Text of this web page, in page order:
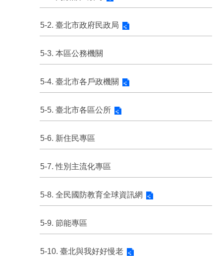
5-2. 臺北市政府民政局
5-3. 本區公務機關
5-4. 臺北市各戶政機關
5-5. 臺北市各區公所
5-6. 新住民專區
5-7. 性別主流化專區
5-8. 全民國防教育全球資訊網
5-9. 節能專區
5-10. 臺北與我好好慢老